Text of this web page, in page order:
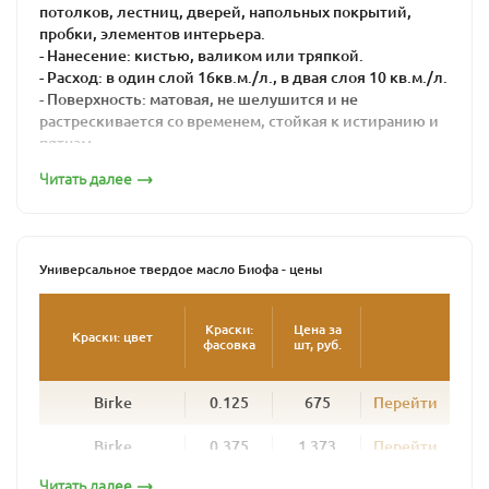
потолков, лестниц, дверей, напольных покрытий,
пробки, элементов интерьера.
- Нанесение: кистью, валиком или тряпкой.
- Расход: в один слой 16кв.м./л., в двая слоя 10 кв.м./л.
- Поверхность: матовая, не шелушится и не
растрескивается со временем, стойкая к истиранию и
пятнам.
- Время высыхания: 16-24 часов
натуральных компонентов для защиты дерева.
Универсальное твердое масло BIOFA можно
применять и как грунт, и как основное покрытие.
Идеально подходит для впитывающих поверхностей,
Масло используется для всех видов работ внутри
мебели и стен.
Масло глубоко проникает и подчеркивает натуральную
Читать далее
Универсальное твердое масло Биофа - цены
Краски: цвет
Краски:
фасовка
Цена за
шт, руб.
Birke 0.125 675 Перейти
Birke 0.375 1 373 Перейти
Читать далее